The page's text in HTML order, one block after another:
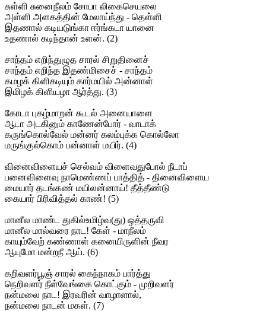
சுள்ளி சுனைநீலம் சோபா லிகைசெயலை
அள்ளி அளகத்தின் மேலாய்ந்து - தெள்ளி
இதணால் கடியடுங்கா ஈர்ங்கடா யானை
உதணால் கடிந்தான் உளன். (2)
சாந்தம் எறிந்துழுத சாரல் சிறுதினைச்
சாந்தம் எறிந்த இதண்மிசைச் - சாந்தம்
கமழக் கிளிகடியும் கார்மயில் அன்னாள்
இமிழக் கிளியழா ஆர்த்து. (3)
கோடா புகழ்மாறன் கூடல் அனையாளை
ஆடா அடகினும் காணேன்போர் - வாடாக்
கருங்கொல்வேல் மன்னர் கலம்புக்க கொல்லோ
மருங்குல்கொம் பன்னாள் மயிர். (4)
வினைவிளையச் செல்வம் விளைவதுபோல் நீடாப்
பனைவிளைவு நாமெண்ணப் பாத்தித் - தினைவிளைய
மையார் தடங்கண் மயிலன்னாய்! தீத்தீண்டு
கையார் பிரிவித்தல் காண்! (5)
மானீல மாண்ட துகில்உமிழ்வ(து) ஒத்தருவி
மானீல மால்வரை நாட! கேள் - மாநீலம்
காயும்வேற் கண்ணாள் கனையிருளின் நீவர
ஆயுமோ மன்றநீ ஆய். (6)
கறிவளர்பூஞ் சாரல் கைந்நாகம் பார்த்து
நெறிவளர் நீள்வேங்கை கொட்கும் - முறிவளர்
நன்மலை நாட! இரவரின் வாழாளால்,
நன்மலை நாடன் மகள். (7)